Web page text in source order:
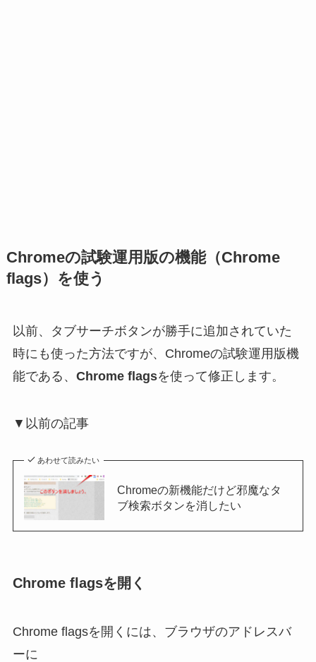
Chromeの試験運用版の機能（Chrome
flags）を使う
以前、タブサーチボタンが勝手に追加されていた
時にも使った方法ですが、Chromeの試験運用版機
能である、 Chrome flagsを使って修正します。
▼以前の記事
あわせて読みたい
Chromeの新機能だけど邪魔なタ
ブ検索ボタンを消したい
Chrome flagsを開く
Chrome flagsを開くには、ブラウザのアドレスバ
ーに